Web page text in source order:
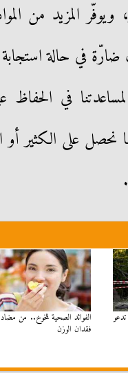
المزيد من
في حالة
في الحفاظ
نحصل على الكثير أو
الفوائد الصحية للخوخ.. من
فقدان الوزن